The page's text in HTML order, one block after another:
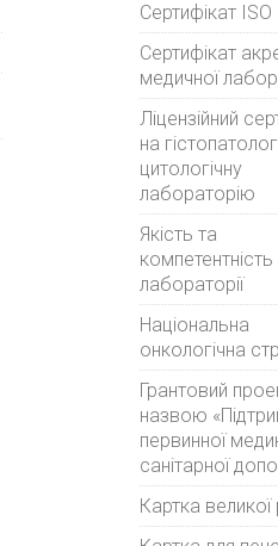
Сертифікат ISO
Сертифікат
медичної
Ліцензійний
на
цитологічну
лабораторію
Якість та
компетентність
лабораторії
Національна
онкологічна
Грантовий
назвою
первинної
санітарної
Картка великої